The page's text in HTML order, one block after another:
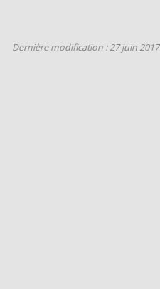
Dernière modification : 27 juin 2017